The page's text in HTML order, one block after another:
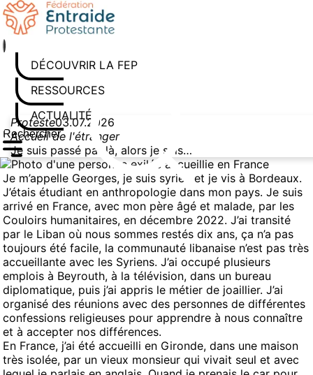
Aller au contenu
DÉCOUVRIR LA FEP
RESSOURCES
ACTUALITÉS
Rechercher sur le site
Saisissez au moins 3 caractères pour lancer la recherche
Proteste03.07.2026
Accueil de l'étranger
Je suis passé par là, alors je sais…
Je m’appelle Georges, je suis syrien et je vis à Bordeaux.
J’étais étudiant en anthropologie dans mon pays. Je suis
arrivé en France, avec mon père âgé et malade, par les
Couloirs humanitaires, en décembre 2022. J’ai transité
par le Liban où nous sommes restés dix ans, ça n’a pas
toujours été facile, la communauté libanaise n’est pas très
accueillante avec les Syriens. J’ai occupé plusieurs
emplois à Beyrouth, à la télévision, dans un bureau
diplomatique, puis j’ai appris le métier de joaillier. J’ai
organisé des réunions avec des personnes de différentes
confessions religieuses pour apprendre à nous connaître
et à accepter nos différences.
En France, j’ai été accueilli en Gironde, dans une maison
très isolée, par un vieux monsieur qui vivait seul et avec